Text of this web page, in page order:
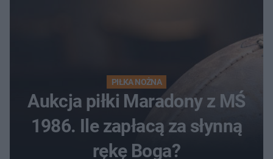
PIŁKA NOŻNA
Aukcja piłki Maradony z MŚ
1986. Ile zapłacą za słynną
rękę Boga?